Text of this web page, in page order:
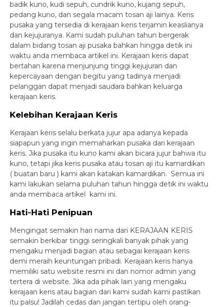
badik kuno, kudi sepuh, cundrik kuno, kujang sepuh,
pedang kuno, dan segala macam tosan aji lainya. Keris
pusaka yang tersedia di kerajaan keris terjamin keaslianya
dan kejujuranya. Kami sudah puluhan tahun bergerak
dalam bidang tosan aji pusaka bahkan hingga detik ini
waktu anda membaca artikel ini. Kerajaan keris dapat
bertahan karena menjunjung tinggi kejujuran dan
kepercayaan dengan begitu yang tadinya menjadi
pelanggan dapat menjadi saudara bahkan keluarga
kerajaan keris.
Kelebihan Kerajaan Keris
Kerajaan keris selalu berkata jujur apa adanya kepada
siapapun yang ingin memaharkan pusaka dari kerajaan
keris. Jika pusaka itu kuno kami akan bicara jujur bahwa itu
kuno, tetapi jika keris pusaka atau tosan aji itu kamardikan
( buatan baru ) kami akan katakan kamardikan. Semua ini
kami lakukan selama puluhan tahun hingga detik ini waktu
anda membaca artikel kami ini.
Hati-Hati Penipuan
Mengingat semakin hari nama dari KERAJAAN KERIS
semakin berkibar tinggi seringkali banyak pihak yang
mengaku menjadi bagian atau sebagai kerajaan keris
demi meraih keuntungan pribadi. Kerajaan keris hanya
memiliki satu website resmi ini dan nomor admin yang
tertera di website. Jika ada pihak lain yang mengaku
kerajaan keris atau bagian dari kami sudah kami pastikan
itu palsu! Jadilah cedas dan jangan tertipu oleh orang-